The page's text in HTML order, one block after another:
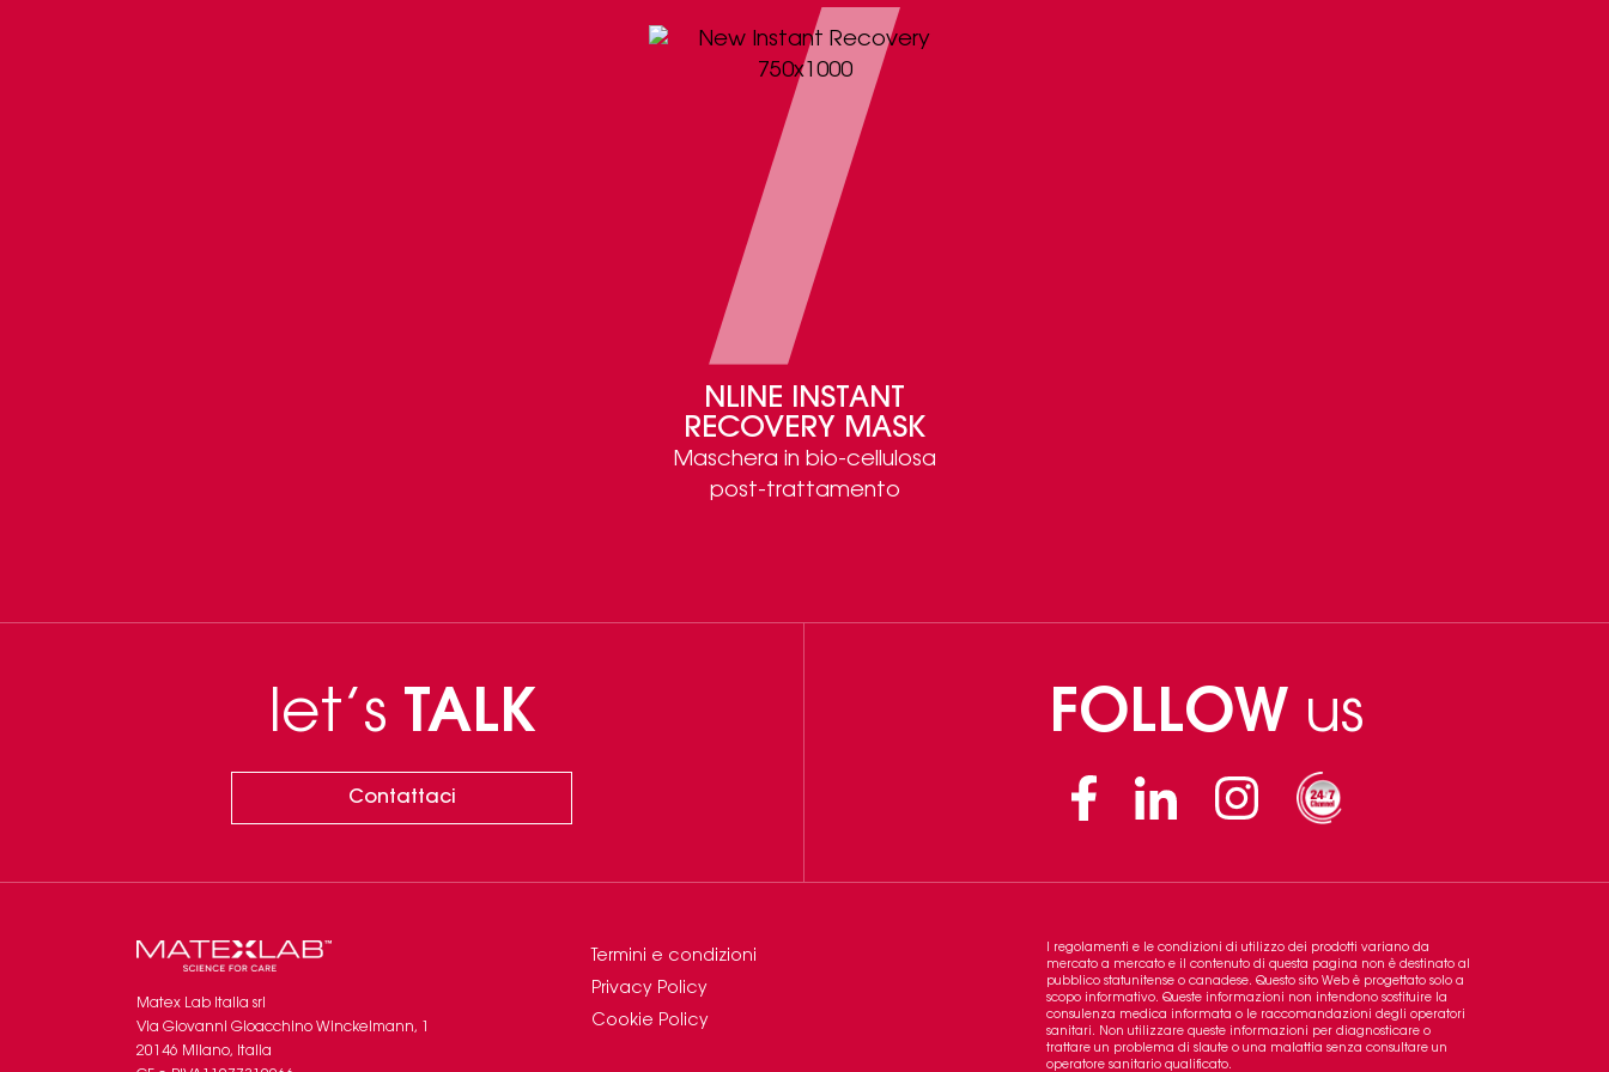
NLINE INSTANT
RECOVERY MASK
Maschera in bio-cellulosa
post-trattamento
let’s TALK
Contattaci
FOLLOW us
Facebook
Linkedin Instagram
Matex Lab Italia srl
​​Via Giovanni Gioacchino Winckelmann, 1
20146 Milano, Italia
Termini e condizioni
Privacy Policy
Cookie Policy
I regolamenti e le condizioni di utilizzo dei prodotti variano da
mercato a mercato e il contenuto di questa pagina non è destinato al
pubblico statunitense o canadese. Questo sito Web è progettato solo a
scopo informativo. Queste informazioni non intendono sostituire la
consulenza medica informata o le raccomandazioni degli operatori
sanitari. Non utilizzare queste informazioni per diagnosticare o
trattare un problema di slaute o una malattia senza consultare un
operatore sanitario qualificato.